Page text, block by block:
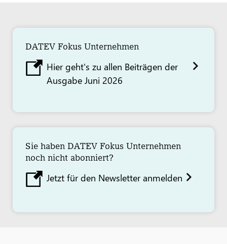
DATEV Fokus Unternehmen
Hier geht's zu allen Beiträgen der
Ausgabe Juni 2026
Sie haben DATEV Fokus Unternehmen
noch nicht abonniert?
Jetzt für den Newsletter anmelden